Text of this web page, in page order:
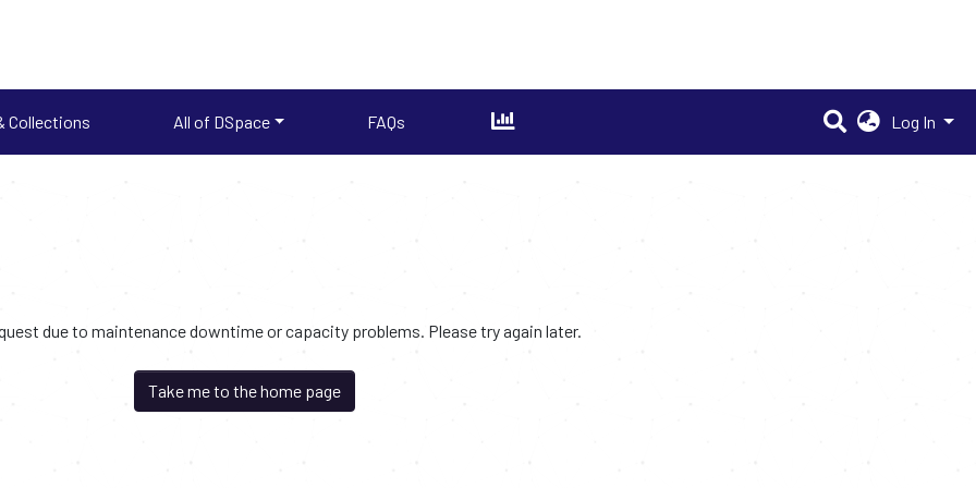
Collections All of DSpace FAQs Log In
due to maintenance downtime or capacity problems. Please try again later.
Take me to the home page